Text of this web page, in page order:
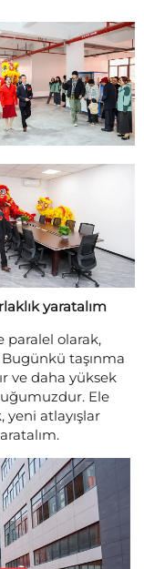
yaratalım
paralel olarak,
taşınma
ve daha yüksek
Ele
atlayışlar